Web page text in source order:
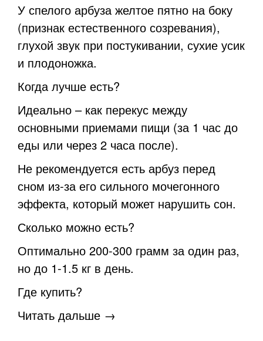
У спелого арбуза желтое пятно на боку
(признак естественного созревания),
глухой звук при постукивании, сухие усик
и плодоножка.
Когда лучше есть?
Идеально – как перекус между
основными приемами пищи (за 1 час до
еды или через 2 часа после).
Не рекомендуется есть арбуз перед
сном из-за его сильного мочегонного
эффекта, который может нарушить сон.
Сколько можно есть?
Оптимально 200-300 грамм за один раз,
но до 1-1.5 кг в день.
Где купить?
Читать дальше →